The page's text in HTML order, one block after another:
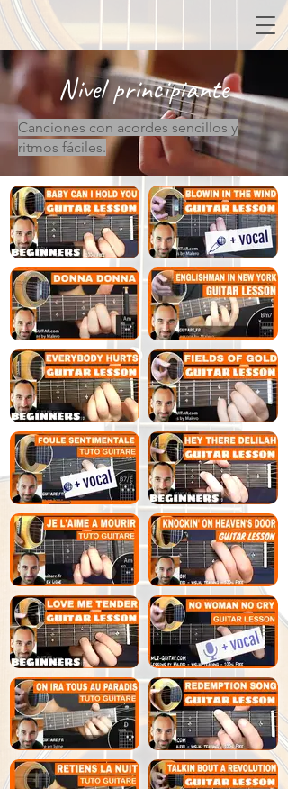
Nivel principiante
Canciones con acordes sencillos y
ritmos fáciles.